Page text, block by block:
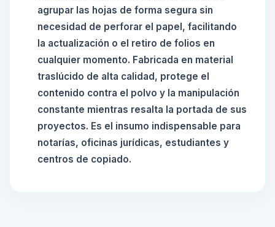
agrupar las hojas de forma segura sin
necesidad de perforar el papel, facilitando
la actualización o el retiro de folios en
cualquier momento. Fabricada en material
traslúcido de alta calidad, protege el
contenido contra el polvo y la manipulación
constante mientras resalta la portada de sus
proyectos. Es el insumo indispensable para
notarías, oficinas jurídicas, estudiantes y
centros de copiado.